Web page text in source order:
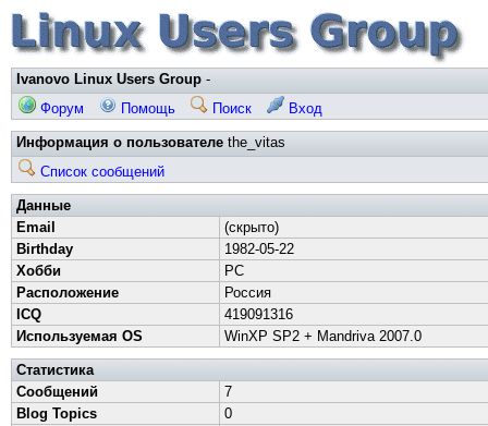
Ivanovo Linux Users Group -
Форум
Помощь Поиск Вход
Информация о пользователе the_vitas
Список сообщений
Данные
Email
(скрыто)
Birthday
1982-05-22
Хобби
PC
Расположение
Россия
ICQ
419091316
Используемая OS
WinXP SP2 + Mandriva 2007.0
Статистика
Сообщений
7
Blog Topics
0